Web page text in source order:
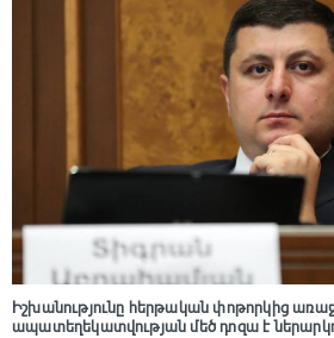
Իշխանությունը հերթական փոթորկից
ապատեղեկատվության մեծ դnզա է